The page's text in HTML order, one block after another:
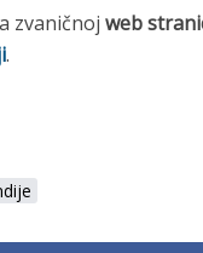
zvaničnoj web
.